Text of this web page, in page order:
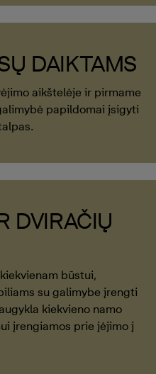
DAIKTAMS
aikštelėje ir pirmame
papildomai įsigyti
DVIRAČIŲ
būstui,
su galimybe įrengti
kiekvieno namo
įrengiamos prie įėjimo į